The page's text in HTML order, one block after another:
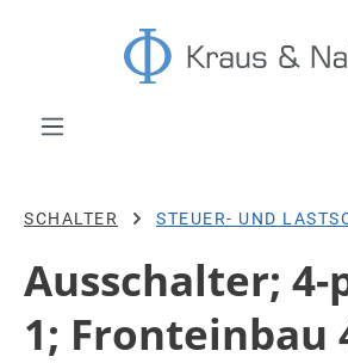
Zum Hauptinhalt springen
SCHALTER STEUER- UND
Ausschalter; 4-
1; Fronteinbau